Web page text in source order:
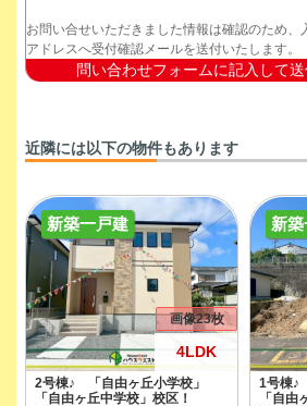
お問い合せいただきました情報は確認のため、
アドレスへ受付確認メールを送付いたします。
問い合わせフォームに記入して
近隣には以下の物件もあります
新築一戸建
4LDK
画像23枚
2号棟♪ 「自由ヶ丘小学校」
「自由ヶ丘中学校」校区！
新
1号棟♪
「自由